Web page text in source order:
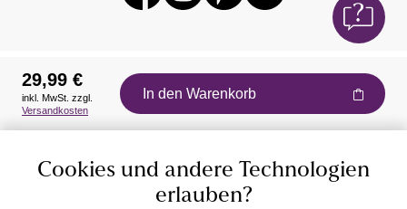
Auszeichnungen
29,99 €
inkl. MwSt. zzgl.
Versandkosten
In den Warenkorb
Cookies und andere Technologien
erlauben?